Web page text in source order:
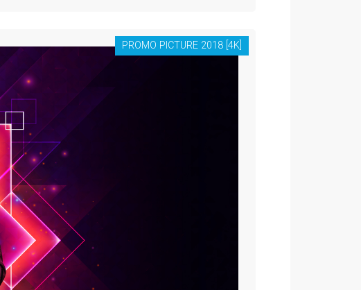
PROMO PICTURE 2018 [4K]